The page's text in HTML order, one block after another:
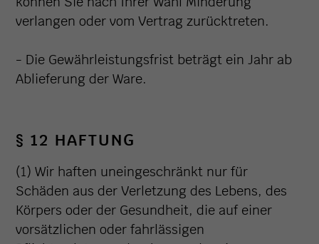
verlangen oder vom Vertrag zurücktreten.
- Die Gewährleistungsfrist beträgt ein Jahr ab
Ablieferung der Ware.
§ 12 HAFTUNG
(1) Wir haften uneingeschränkt nur für
Schäden aus der Verletzung des Lebens, des
Körpers oder der Gesundheit, die auf einer
vorsätzlichen oder fahrlässigen